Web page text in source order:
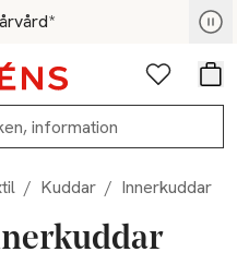
- Shoppa nu
Favoriter
/ Kuddar / Innerkuddar